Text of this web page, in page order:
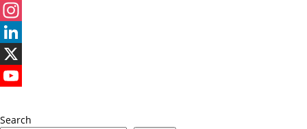
Facebook
Instagram
LinkedIn
X
Search